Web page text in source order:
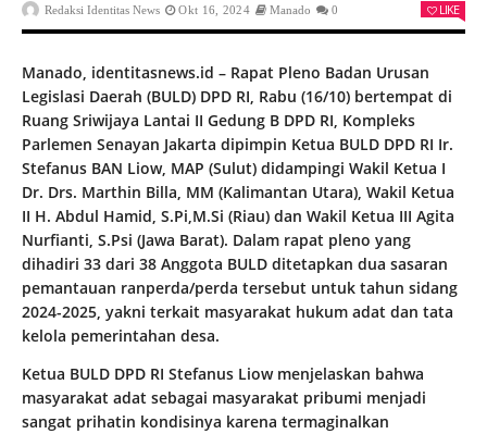
Redaksi Identitas News Okt 16, 2024 Manado 0 LIKE
Manado, identitasnews.id – Rapat Pleno Badan Urusan
Legislasi Daerah (BULD) DPD RI, Rabu (16/10) bertempat di
Ruang Sriwijaya Lantai II Gedung B DPD RI, Kompleks
Parlemen Senayan Jakarta dipimpin Ketua BULD DPD RI Ir.
Stefanus BAN Liow, MAP (Sulut) didampingi Wakil Ketua I
Dr. Drs. Marthin Billa, MM (Kalimantan Utara), Wakil Ketua
II H. Abdul Hamid, S.Pi,M.Si (Riau) dan Wakil Ketua III Agita
Nurfianti, S.Psi (Jawa Barat). Dalam rapat pleno yang
dihadiri 33 dari 38 Anggota BULD ditetapkan dua sasaran
pemantauan ranperda/perda tersebut untuk tahun sidang
2024-2025, yakni terkait masyarakat hukum adat dan tata
kelola pemerintahan desa.
Ketua BULD DPD RI Stefanus Liow menjelaskan bahwa
masyarakat adat sebagai masyarakat pribumi menjadi
sangat prihatin kondisinya karena termaginalkan